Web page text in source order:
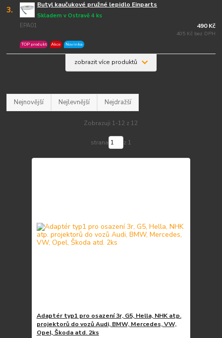
3. Butyl kaučukové pružné lepidlo Einparts
EPA01
Skladem v Ostravě 4 ks
TOP produkt Akce Novinka
490 Kč
405 Kč bez DPH
zobrazit více produktů
Nejnovější Nejlevnější Nejdražší
Zobrazuji 1-12 z 12
strana z 1
Adaptér typ1 pro osazení 3r, G5, Hella, NHK atp.
projektorů do vozů Audi, BMW, Mercedes, VW,
Opel, Škoda atd. 2ks